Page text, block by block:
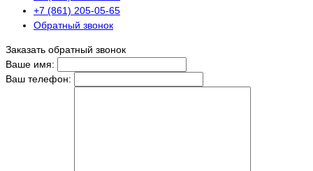
+7 (861) 205-05-65
Обратный звонок
Заказать обратный звонок
Ваше имя:
Ваш телефон: